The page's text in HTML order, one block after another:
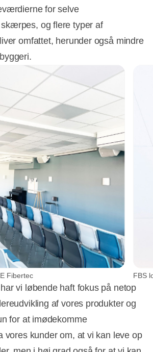
for selve
og flere typer af
omfattet, herunder også mindre
Fibertec FBS
vi løbende haft fokus på netop
af vores produkter og
for at imødekomme
vores kunder om, at vi kan leve op